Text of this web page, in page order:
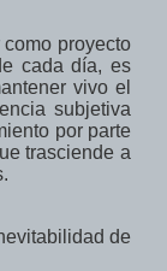
como proyecto
cada día, es
vivo el
subjetiva
por parte
trasciende a
de